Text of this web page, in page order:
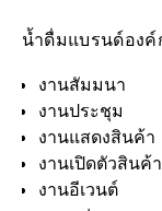
น้ำดื่มแบรนด์องค์
งานสัมมนา
งานประชุม
งานแสดงสินค้า
งานเปิดตัวสินค้า
งานอีเวนต์